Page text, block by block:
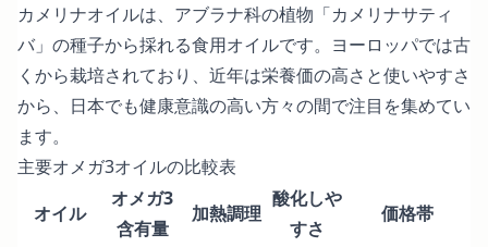
カメリナオイルは、アブラナ科の植物「カメリナサティ
バ」の種子から採れる食用オイルです。ヨーロッパでは古
くから栽培されており、近年は栄養価の高さと使いやすさ
から、日本でも健康意識の高い方々の間で注目を集めてい
ます。
主要オメガ3オイルの比較表
オイル
オメガ3
含有量
加熱調理
酸化しや
すさ
価格帯